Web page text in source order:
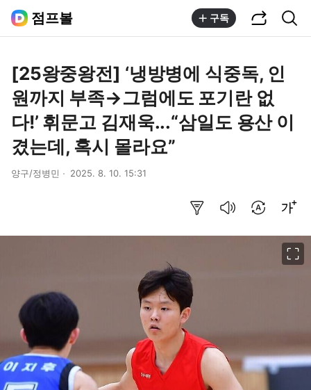
점프볼 구독
[25왕중왕전] ‘냉방병에 식중독, 인
원까지 부족→그럼에도 포기란 없
다!’ 휘문고 김재욱...“삼일도 용산 이
겼는데, 혹시 몰라요”
양구/정병민 2025. 8. 10. 15:31